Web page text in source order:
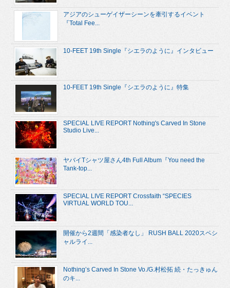
アジアのシューゲイザーシーンを牽引するイベント
『Total Fee...
10-FEET 19th Single『シエラのように』インタビュー
10-FEET 19th Single『シエラのように』特集
SPECIAL LIVE REPORT Nothing's Carved In Stone
Studio Live...
ヤバイTシャツ屋さん4th Full Album『You need the
Tank-top...
SPECIAL LIVE REPORT Crossfaith “SPECIES
VIRTUAL WORLD TOU...
開催から2週間「感染者なし」 RUSH BALL 2020スペシ
ャルライ...
Nothing’s Carved In Stone Vo./G.村松拓 続・たっきゅん
のキ...